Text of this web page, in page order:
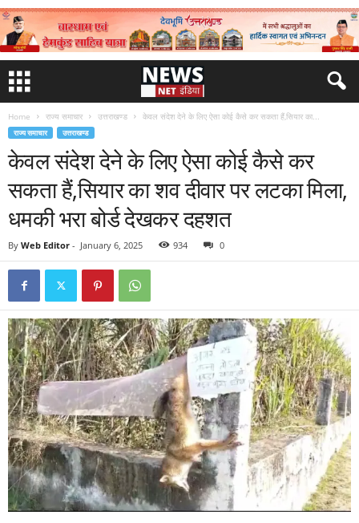
Home राज्य समाचार उत्तराखण्ड केवल संदेश देने के लिए ऐसा कोई कैसे कर सकता हैं,सियार का...
राज्य समाचार उत्तराखण्ड
केवल संदेश देने के लिए ऐसा कोई कैसे कर
सकता हैं,सियार का शव दीवार पर लटका मिला,
धमकी भरा बोर्ड देखकर दहशत
By Web Editor - January 6, 2025 934 0